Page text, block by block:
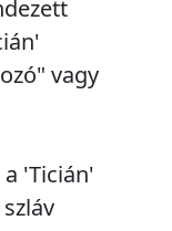
vagy
'Ticián'